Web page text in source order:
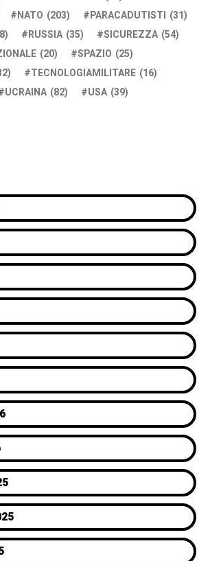
NATO (203) PARACADUTISTI (31)
RUSSIA (35) SICUREZZA (54)
(20) SPAZIO (25)
TECNOLOGIAMILITARE (16)
UCRAINA (82) USA (39)